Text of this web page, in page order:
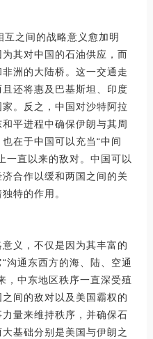
之间的战略意义愈加明
其对中国的石油供应，而
洲的大陆桥。这一交通走
还将惠及巴基斯坦、印度
。反之，中国对沙特阿拉
平进程中确保伊朗与其周
在于中国可以充当“中间
一直以来的敌对。中国可以
合作以缓和两国之间的关
特的作用。
义，不仅是因为其丰富的
沟通东西方的海、陆、空通
，中东地区秩序一直深受殖
间的敌对以及美国霸权的
量来维持秩序，并确保石
基础分别是美国与伊朗之